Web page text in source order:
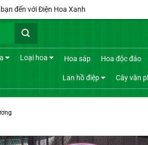
đến với Điện Hoa Xanh
Loại hoa Hoa sáp Hoa độc đáo
Lan hồ điệp Cây văn